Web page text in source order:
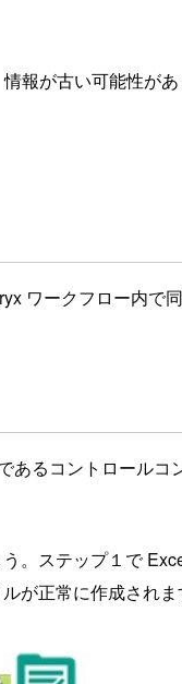
報が古い可能性があ
ワークフロー内で
るコントロール
。ステップ１で
が正常に作成され